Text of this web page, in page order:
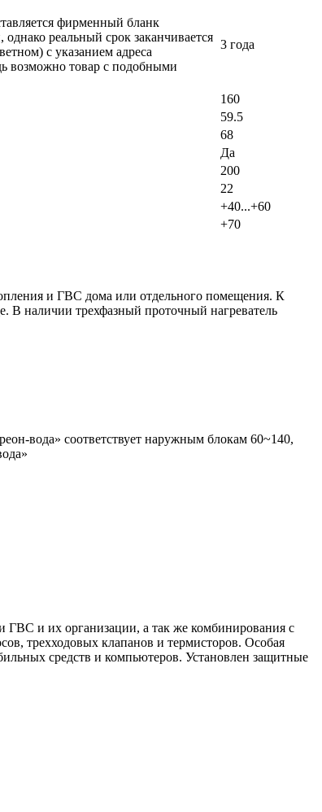
фирменный бланк
реальный срок заканчивается
с указанием адреса
возможно товар с подобными
3 года
160
59.5
68
Да
200
22
+40...+60
+70
и ГВС дома или отдельного помещения. К
В наличии трехфазный проточный нагреватель
вода» соответствует наружным блокам 60~140,
ГВС и их организации, а так же комбинирования с
трехходовых клапанов и термисторов. Особая
средств и компьютеров. Установлен защитные